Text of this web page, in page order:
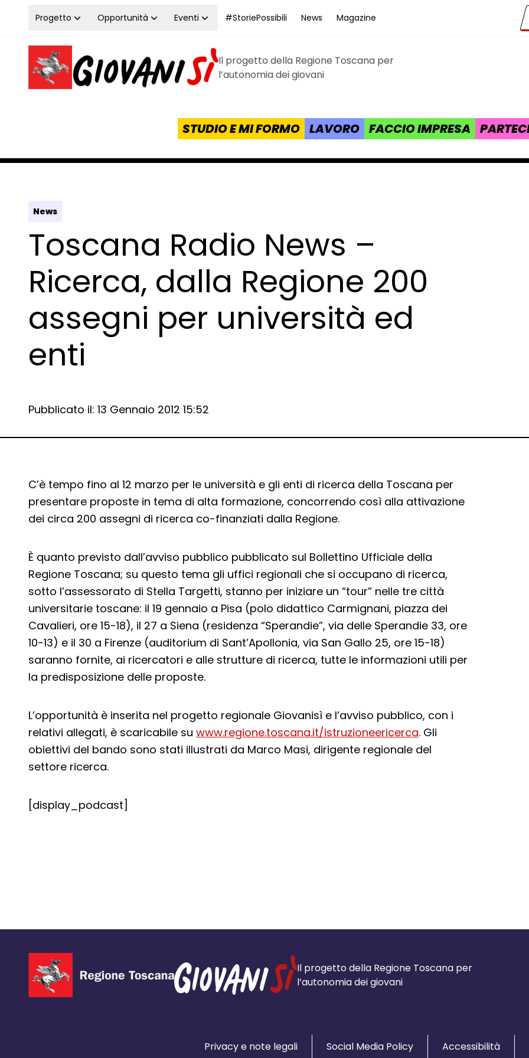
Vai al contenuto
Progetto Opportunità Eventi #StoriePossibili News Magazine
Homepage Giovanisì - Progetto della Regione Toscana
Il progetto della Regione Toscana per
l’autonomia dei giovani
STUDIO E MI FORMO LAVORO FACCIO IMPRESA
News
Toscana Radio News –
Ricerca, dalla Regione 200
assegni per università ed
enti
Data e ora:
Pubblicato il: 13 Gennaio 2012 15:52
Dettagli articolo
C’è tempo fino al 12 marzo per le università e gli enti di ricerca della Toscana per
presentare proposte in tema di alta formazione, concorrendo così alla attivazione
dei circa 200 assegni di ricerca co-finanziati dalla Regione.
È quanto previsto dall’avviso pubblico pubblicato sul Bollettino Ufficiale della
Regione Toscana; su questo tema gli uffici regionali che si occupano di ricerca,
sotto l’assessorato di Stella Targetti, stanno per iniziare un “tour” nelle tre città
universitarie toscane: il 19 gennaio a Pisa (polo didattico Carmignani, piazza dei
Cavalieri, ore 15-18), il 27 a Siena (residenza “Sperandie”, via delle Sperandie 33, ore
10-13) e il 30 a Firenze (auditorium di Sant’Apollonia, via San Gallo 25, ore 15-18)
saranno fornite, ai ricercatori e alle strutture di ricerca, tutte le informazioni utili per
la predisposizione delle proposte.
L’opportunità è inserita nel progetto regionale Giovanisì e l’avviso pubblico, con i
relativi allegati, è scaricabile su www.regione.toscana.it/istruzioneericerca. Gli
obiettivi del bando sono stati illustrati da Marco Masi, dirigente regionale del
settore ricerca.
[display_podcast]
Il progetto della Regione Toscana per
l’autonomia dei giovani
Privacy e note legali Social Media Policy Accessibilità